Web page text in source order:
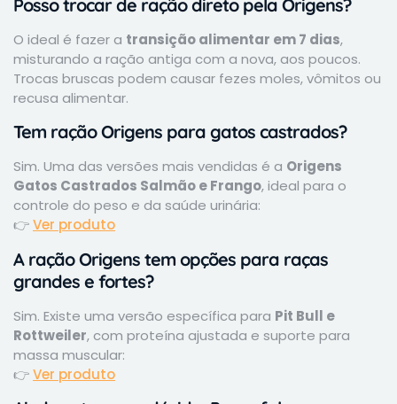
Posso trocar de ração direto pela Origens?
O ideal é fazer a transição alimentar em 7 dias,
misturando a ração antiga com a nova, aos poucos.
Trocas bruscas podem causar fezes moles, vômitos ou
recusa alimentar.
Tem ração Origens para gatos castrados?
Sim. Uma das versões mais vendidas é a Origens
Gatos Castrados Salmão e Frango, ideal para o
controle do peso e da saúde urinária:
👉Ver produto
A ração Origens tem opções para raças
grandes e fortes?
Sim. Existe uma versão específica para Pit Bull e
Rottweiler, com proteína ajustada e suporte para
massa muscular:
👉Ver produto